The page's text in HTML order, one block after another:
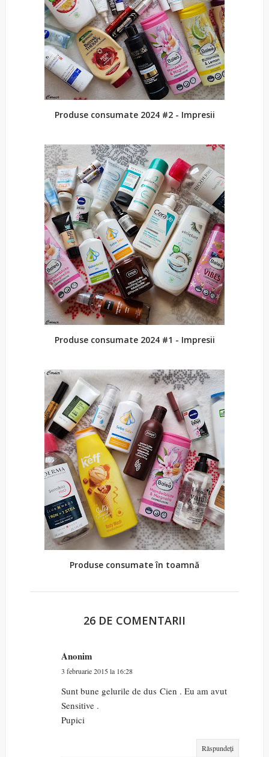
Produse consumate 2024 #2 - Impresii
Produse consumate 2024 #1 - Impresii
Produse consumate în toamnă
26 DE COMENTARII
Anonim
3 februarie 2015 la 16:28
Sunt bune gelurile de dus Cien . Eu am avut
Sensitive .
Pupici
Răspundeți